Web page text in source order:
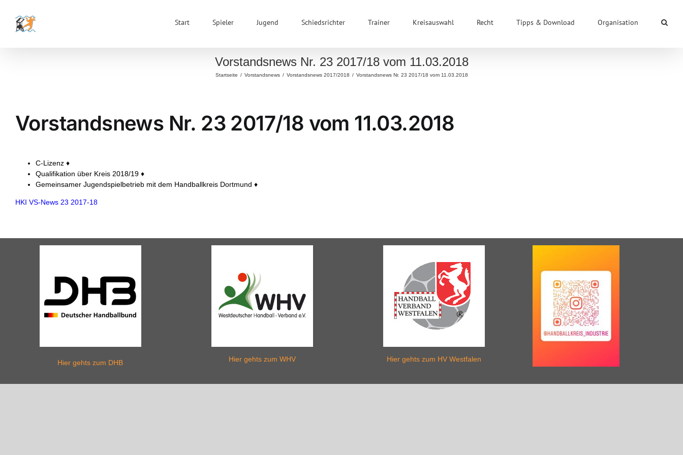
Inhalt
springen
Start Spieler Jugend Schiedsrichter Trainer Kreisauswahl Recht Tipps & Download Organisation
Vorstandsnews Nr. 23 2017/18 vom 11.03.2018
Startseite / Vorstandsnews / Vorstandsnews 2017/2018 / Vorstandsnews Nr. 23 2017/18 vom 11.03.2018
Vorstandsnews Nr. 23 2017/18 vom 11.03.2018
C-Lizenz ♦
Qualifikation über Kreis 2018/19 ♦
Gemeinsamer Jugendspielbetrieb mit dem Handballkreis Dortmund ♦
HKI VS-News 23 2017-18
Hier gehts zum DHB Hier gehts zum WHV Hier gehts zum HV Westfalen